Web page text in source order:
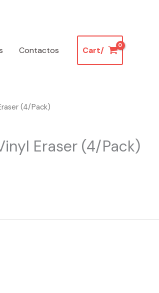
Contactos Cart/
(4/Pack)
Eraser (4/Pack)